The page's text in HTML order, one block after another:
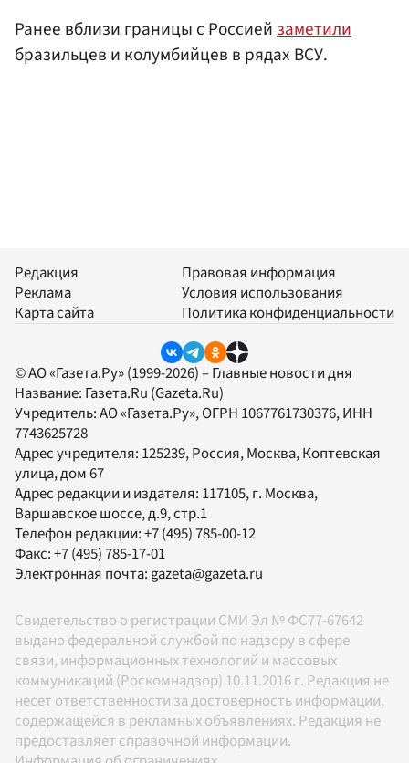
Ранее вблизи границы с Россиейзаметили
бразильцев и колумбийцев в рядах ВСУ.
Редакция
Реклама
Карта сайта
Правовая информация
Условия использования
Политика конфиденциальности
© АО «Газета.Ру» (1999-2026) – Главные новости дня
Название: Газета.Ru (Gazeta.Ru)
Учредитель:АО «Газета.Ру», ОГРН 1067761730376, ИНН
7743625728
Адрес учредителя: 125239, Россия, Москва, Коптевская
улица, дом 67
Адрес редакции и издателя: 117105, г. Москва,
Варшавское шоссе, д.9, стр.1
Телефон редакции:+7 (495) 785-00-12
Факс:+7 (495) 785-17-01
Электронная почта:gazeta@gazeta.ru
Свидетельство о регистрации СМИ Эл № ФС77-67642
выдано федеральной службой по надзору в сфере
связи, информационных технологий и массовых
коммуникаций (Роскомнадзор) 10.11.2016 г. Редакция не
несет ответственности за достоверность информации,
содержащейся в рекламных объявлениях. Редакция не
предоставляет справочной информации.